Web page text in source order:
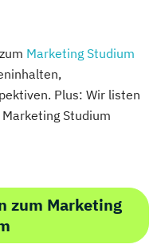
Marketing Studium
Plus: Wir listen
Studium
zum Marketing